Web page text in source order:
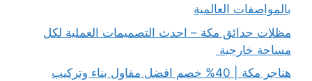
بالمواصفات العالمية
مظلات حدائق مكة – احدث التصميمات العملية لكل
مساحة خارجية
هناجر مكة | 40% خصم افضل مقاول بناء وتركيب